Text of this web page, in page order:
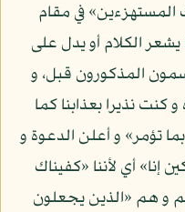
المستهزءين» في مقام
الكلام أو يدل على
المذكورون قبل، و
و كنت نذيرا بعذابنا كما
تؤمر» و أعلن الدعوة و
أي لأننا «كفيناك
و هم «الذين يجعلون